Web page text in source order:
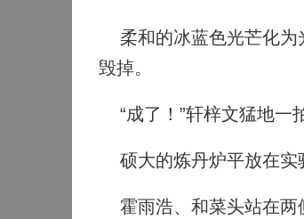
柔和的冰蓝色光芒化为
毁掉。
“成了！”轩梓文猛地一
硕大的炼丹炉平放在实
霍雨浩、和菜头站在两